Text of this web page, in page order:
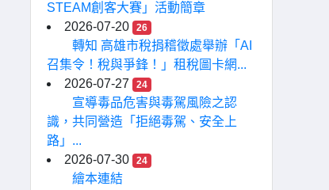
STEAM創客大賽」活動簡章
2026-07-20
26
轉知 高雄市稅捐稽徵處舉辦「AI
召集令！稅與爭鋒！」租稅圖卡網...
2026-07-27
24
宣導毒品危害與毒駕風險之認
識，共同營造「拒絕毒駕、安全上
路」...
2026-07-30
24
繪本連結